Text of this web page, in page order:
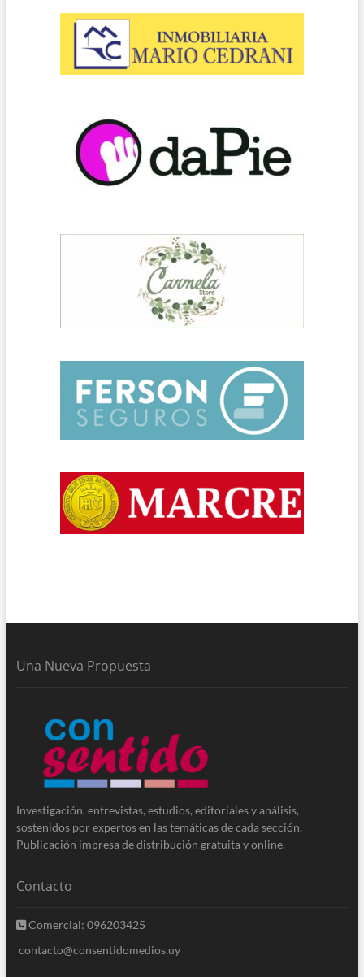
Una Nueva Propuesta
Investigación, entrevistas, estudios, editoriales y análisis,
sostenidos por expertos en las temáticas de cada sección.
Publicación impresa de distribución gratuita y online.
Contacto
Comercial: 096203425
contacto@consentidomedios.uy